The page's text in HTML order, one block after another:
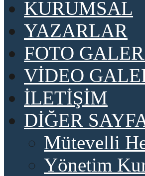
KURUMSAL
YAZARLAR
FOTO
VİDEO
İLETİŞİM
DİĞER
Mütevelli
Yönetim